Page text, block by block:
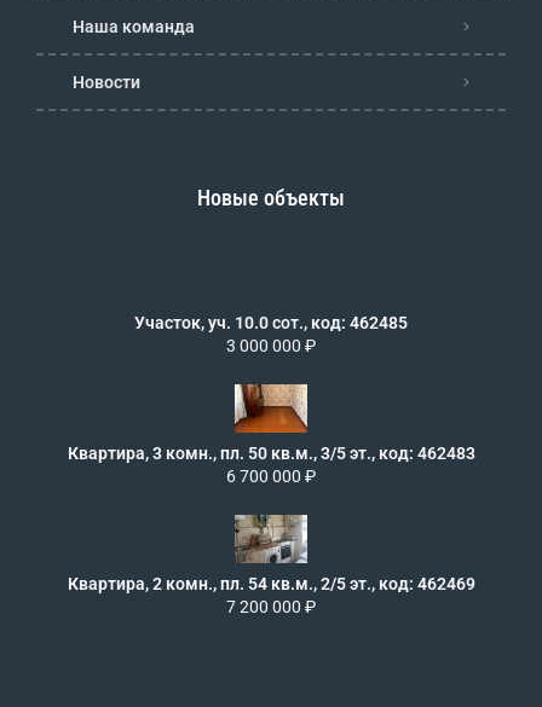
Наша команда
Новости
Новые объекты
Участок, уч. 10.0 сот., код: 462485
3 000 000 ₽
Квартира, 3 комн., пл. 50 кв.м., 3/5 эт., код: 462483
6 700 000 ₽
Квартира, 2 комн., пл. 54 кв.м., 2/5 эт., код: 462469
7 200 000 ₽